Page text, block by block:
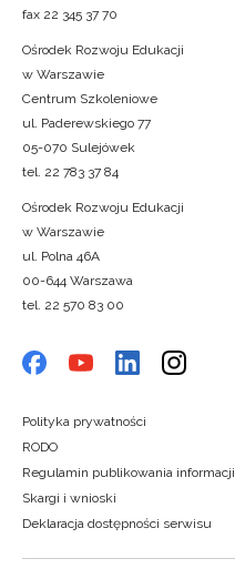
fax 22 345 37 70
Ośrodek Rozwoju Edukacji
w Warszawie
Centrum Szkoleniowe
ul. Paderewskiego 77
05-070 Sulejówek
tel. 22 783 37 84
Ośrodek Rozwoju Edukacji
w Warszawie
ul. Polna 46A
00-644 Warszawa
tel. 22 570 83 00
Polityka prywatności
RODO
Regulamin publikowania informacji
Skargi i wnioski
Deklaracja dostępności serwisu